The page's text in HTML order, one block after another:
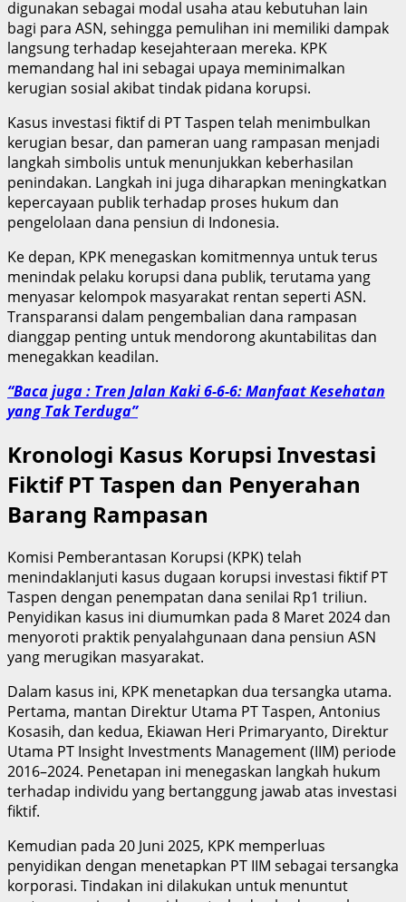
digunakan sebagai modal usaha atau kebutuhan lain
bagi para ASN, sehingga pemulihan ini memiliki dampak
langsung terhadap kesejahteraan mereka. KPK
memandang hal ini sebagai upaya meminimalkan
kerugian sosial akibat tindak pidana korupsi.
Kasus investasi fiktif di PT Taspen telah menimbulkan
kerugian besar, dan pameran uang rampasan menjadi
langkah simbolis untuk menunjukkan keberhasilan
penindakan. Langkah ini juga diharapkan meningkatkan
kepercayaan publik terhadap proses hukum dan
pengelolaan dana pensiun di Indonesia.
Ke depan, KPK menegaskan komitmennya untuk terus
menindak pelaku korupsi dana publik, terutama yang
menyasar kelompok masyarakat rentan seperti ASN.
Transparansi dalam pengembalian dana rampasan
dianggap penting untuk mendorong akuntabilitas dan
menegakkan keadilan.
“Baca juga : Tren Jalan Kaki 6-6-6: Manfaat Kesehatan
yang Tak Terduga”
Kronologi Kasus Korupsi Investasi
Fiktif PT Taspen dan Penyerahan
Barang Rampasan
Komisi Pemberantasan Korupsi (KPK) telah
menindaklanjuti kasus dugaan korupsi investasi fiktif PT
Taspen dengan penempatan dana senilai Rp1 triliun.
Penyidikan kasus ini diumumkan pada 8 Maret 2024 dan
menyoroti praktik penyalahgunaan dana pensiun ASN
yang merugikan masyarakat.
Dalam kasus ini, KPK menetapkan dua tersangka utama.
Pertama, mantan Direktur Utama PT Taspen, Antonius
Kosasih, dan kedua, Ekiawan Heri Primaryanto, Direktur
Utama PT Insight Investments Management (IIM) periode
2016–2024. Penetapan ini menegaskan langkah hukum
terhadap individu yang bertanggung jawab atas investasi
fiktif.
Kemudian pada 20 Juni 2025, KPK memperluas
penyidikan dengan menetapkan PT IIM sebagai tersangka
korporasi. Tindakan ini dilakukan untuk menuntut